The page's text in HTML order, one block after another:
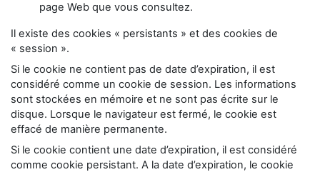
page Web que vous consultez.
Il existe des cookies « persistants » et des cookies de
« session ».
Si le cookie ne contient pas de date d’expiration, il est
considéré comme un cookie de session. Les informations
sont stockées en mémoire et ne sont pas écrite sur le
disque. Lorsque le navigateur est fermé, le cookie est
effacé de manière permanente.
Si le cookie contient une date d’expiration, il est considéré
comme cookie persistant. A la date d’expiration, le cookie